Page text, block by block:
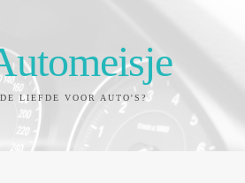
LIEFDE VOOR AUTO'S?